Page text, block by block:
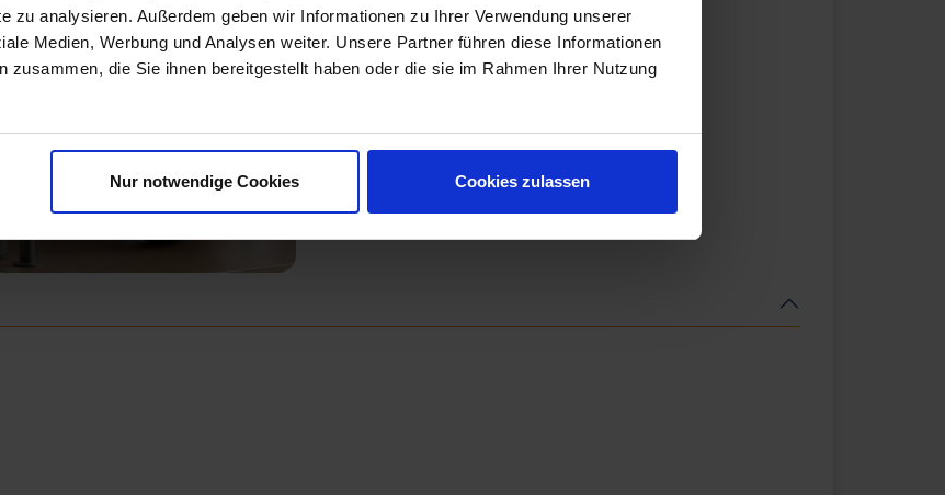
zu analysieren. Außerdem geben wir Informationen zu Ihrer Verwendung unserer
Medien, Werbung und Analysen weiter. Unsere Partner führen diese Informationen
zusammen, die Sie ihnen bereitgestellt haben oder die sie im Rahmen Ihrer Nutzung
Nur notwendige Cookies Cookies zulassen